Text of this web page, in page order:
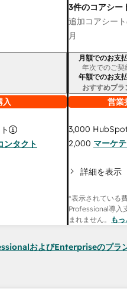
入
ンタクト
3件のコアシー
追加コアシー
月
請求期間
月額でのお支
年次でのご契
年額でのお支
おすすめプラ
営業
3,000
2,000 マーケ
詳細を表示
*表示されている
Professional導入
まれません。
もっ
およびEnterpriseのプラ